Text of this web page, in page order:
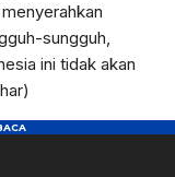
sungguh,
ini tidak akan